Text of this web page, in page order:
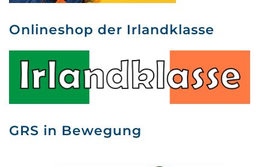
Onlineshop der Irlandklasse
GRS in Bewegung